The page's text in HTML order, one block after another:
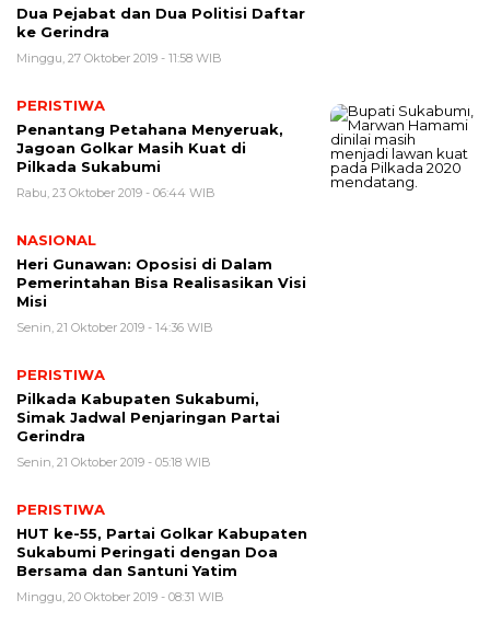
Dua Pejabat dan Dua Politisi Daftar
ke Gerindra
Minggu, 27 Oktober 2019 - 11:58 WIB
PERISTIWA
Penantang Petahana Menyeruak,
Jagoan Golkar Masih Kuat di
Pilkada Sukabumi
Rabu, 23 Oktober 2019 - 06:44 WIB
NASIONAL
Heri Gunawan: Oposisi di Dalam
Pemerintahan Bisa Realisasikan Visi
Misi
Senin, 21 Oktober 2019 - 14:36 WIB
PERISTIWA
Pilkada Kabupaten Sukabumi,
Simak Jadwal Penjaringan Partai
Gerindra
Senin, 21 Oktober 2019 - 05:18 WIB
PERISTIWA
HUT ke-55, Partai Golkar Kabupaten
Sukabumi Peringati dengan Doa
Bersama dan Santuni Yatim
Minggu, 20 Oktober 2019 - 08:31 WIB